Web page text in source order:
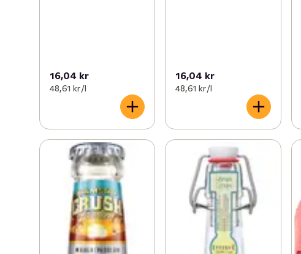
16,04 kr
48,61 kr /l
16,04 kr
48,61 kr /l